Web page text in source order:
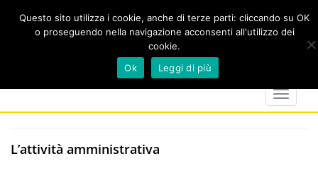
marker
calendar
Toggle
L’attività amministrativa
Questo sito utilizza i cookie, anche di terze parti: cliccando su OK
o proseguendo nella navigazione acconsenti all'utilizzo dei
cookie.
Ok
Leggi di più